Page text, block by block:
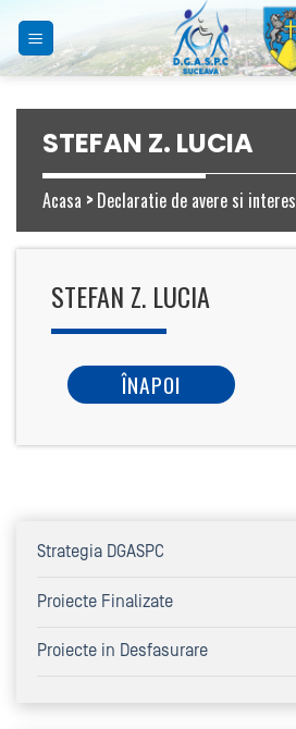
content
STEFAN Z. LUCIA
Acasa >Declaratie de avere si interes
STEFAN Z. LUCIA
ÎNAPOI
Strategia DGASPC
Proiecte Finalizate
Proiecte in Desfasurare